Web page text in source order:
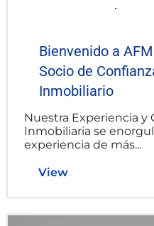
Bienvenido a
Socio de
Inmobiliario
Nuestra Experiencia y
Inmobiliaria se
experiencia de más...
View